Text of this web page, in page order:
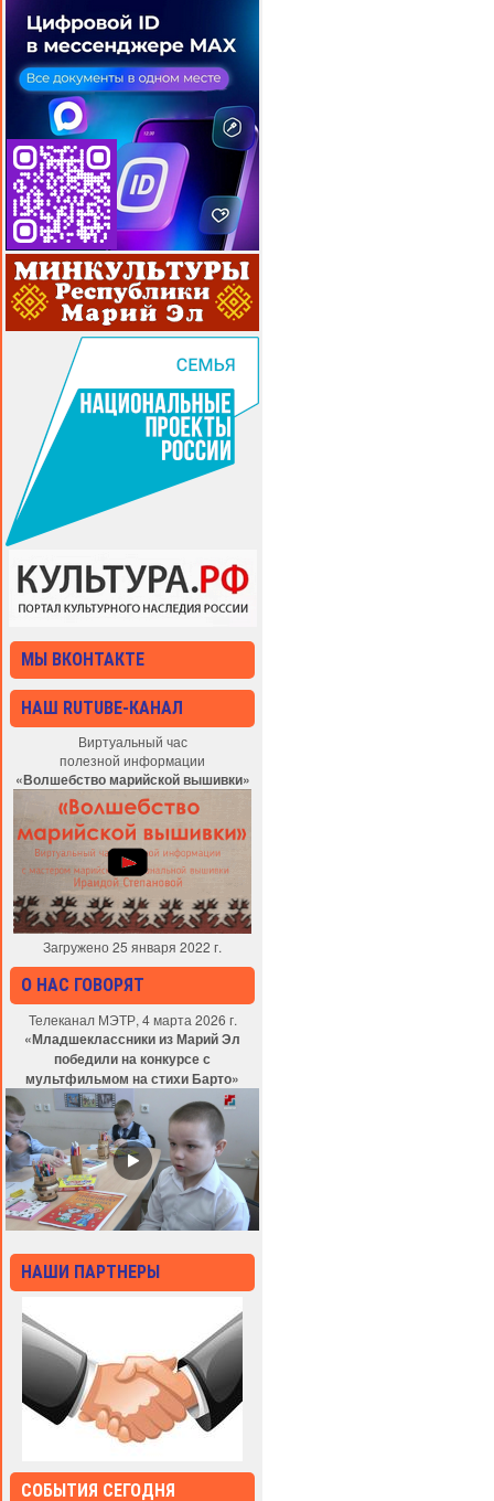
МЫ ВКОНТАКТЕ
НАШ RUTUBE-КАНАЛ
Виртуальный час
полезной информации
«Волшебство марийской вышивки»
Загружено 25 января 2022 г.
О НАС ГОВОРЯТ
Телеканал МЭТР, 4 марта 2026 г.
«Младшеклассники из Марий Эл
победили на конкурсе с
мультфильмом на стихи Барто»
НАШИ ПАРТНЕРЫ
СОБЫТИЯ СЕГОДНЯ